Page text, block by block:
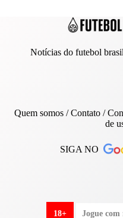
Notícias do futebol
Quem somos/Contato/
de
SIGA NO
18+ Jogue com